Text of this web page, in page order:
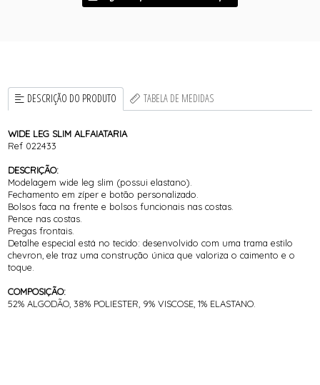
DESCRIÇÃO DO PRODUTO TABELA DE MEDIDAS
WIDE LEG SLIM ALFAIATARIA
Ref 022433
DESCRIÇÃO:
Modelagem wide leg slim (possui elastano).
Fechamento em zíper e botão personalizado.
Bolsos faca na frente e bolsos funcionais nas costas.
Pence nas costas.
Pregas frontais.
Detalhe especial está no tecido: desenvolvido com uma trama estilo
chevron, ele traz uma construção única que valoriza o caimento e o
toque.
COMPOSIÇÃO:
52% ALGODÃO, 38% POLIESTER, 9% VISCOSE, 1% ELASTANO.